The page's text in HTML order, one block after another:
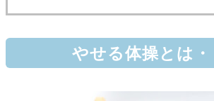
やせる体操とは・